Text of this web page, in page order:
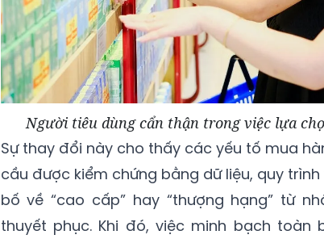
Người tiêu dùng cẩn thận trong việc lựa
Sự thay đổi này cho thấy các yếu tố mua
cầu được kiểm chứng bằng dữ liệu, quy
bố về “cao cấp” hay “thượng hạng” từ
thuyết phục. Khi đó, việc minh bạch